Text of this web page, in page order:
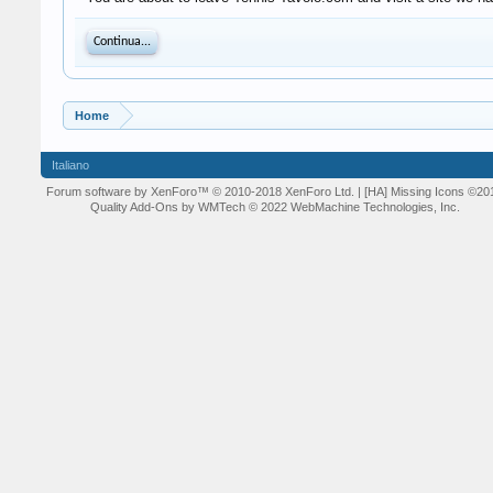
Continua...
Home
Italiano
Forum software by XenForo™ © 2010-2018 XenForo Ltd. | [HA] Missing Icons
Quality Add-Ons by WMTech © 2022 WebMachine Technologies, Inc.